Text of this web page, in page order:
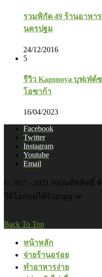
รวมพิกัด 49 ร้านอาหา
นครปฐม
24/12/2016
5
รีวิว Kagonoya บุฟเฟ่
โอซาก้า
16/04/2023
Facebook
Twitter
Instagram
Youtube
Email
© 2015 - 2021 สงวนลิขสิท
วีดีโอก่อนได้รับอนุญาต
Back To Top
หน้าหลัก
จ่ายร้านอร่อย
ทำอาหารง่าย